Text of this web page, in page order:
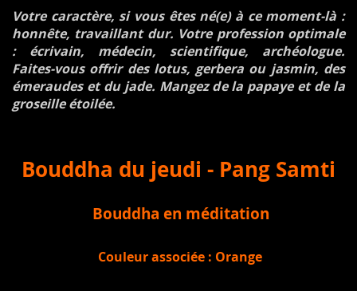
Votre caractère, si vous êtes né(e) à ce moment-là :
honnête, travaillant dur. Votre profession optimale
: écrivain, médecin, scientifique, archéologue.
Faites-vous offrir des lotus, gerbera ou jasmin, des
émeraudes et du jade. Mangez de la papaye et de la
groseille étoilée.
Bouddha du jeudi - Pang Samti
Bouddha en méditation
Couleur associée : Orange